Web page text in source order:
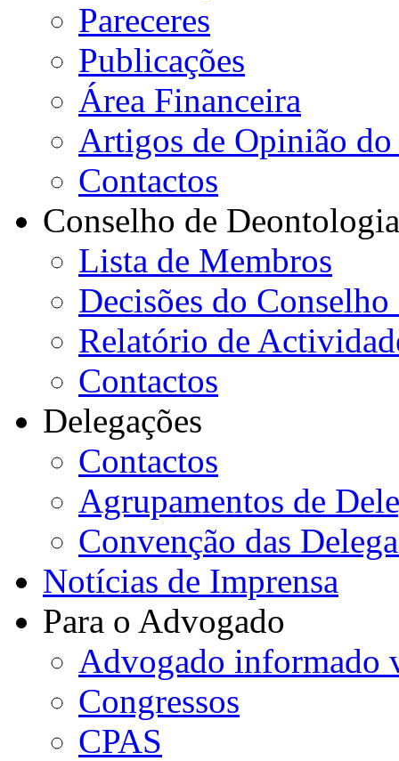
Pareceres
Publicações
Área Financeira
Artigos de Opinião do
Contactos
Conselho de Deontologia
Lista de Membros
Decisões do
Relatório de
Contactos
Delegações
Contactos
Agrupamentos de
Convenção das
Notícias de Imprensa
Para o Advogado
Advogado informado
Congressos
CPAS